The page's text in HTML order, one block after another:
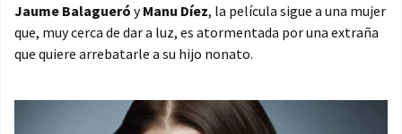
Jaume Balagueró yManu Díez, la película sigue a una mujer
que, muy cerca de dar a luz, es atormentada por una extraña
que quiere arrebatarle a su hijo nonato.